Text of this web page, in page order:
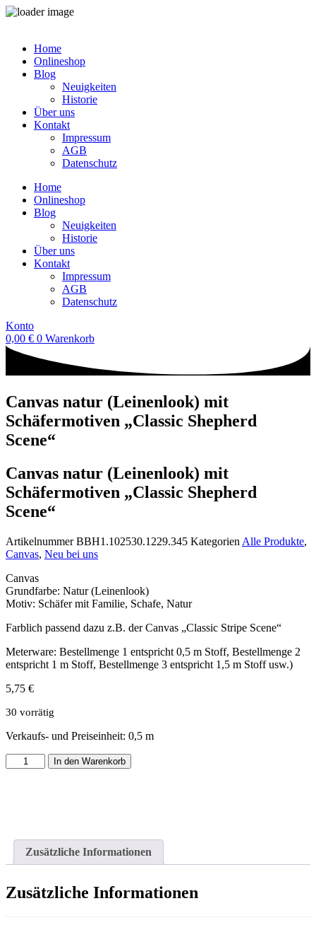
springenHome
Onlineshop
Blog
Neuigkeiten
Historie
Über uns
Kontakt
Impressum
AGB
Datenschutz
Home
Onlineshop
Blog
Neuigkeiten
Historie
Über uns
Kontakt
Impressum
AGB
Datenschutz
Konto
0,00 € 0 Warenkorb
Canvas natur (Leinenlook) mit
Schäfermotiven „Classic Shepherd
Scene“
Canvas natur (Leinenlook) mit
Schäfermotiven „Classic Shepherd
Scene“
ArtikelnummerBBH1.102530.1229.345 Kategorien Alle Produkte,
Canvas, Neu bei uns
Canvas
Grundfarbe: Natur (Leinenlook)
Motiv: Schäfer mit Familie, Schafe, Natur
Farblich passend dazu z.B. der Canvas „Classic Stripe Scene“
Meterware: Bestellmenge 1 entspricht 0,5 m Stoff, Bestellmenge 2
entspricht 1 m Stoff, Bestellmenge 3 entspricht 1,5 m Stoff usw.)
5,75 €
30 vorrätig
Verkaufs- und Preiseinheit: 0,5 m
Canvas
natur
Scene"
Menge
In den Warenkorb
Zusätzliche Informationen
Zusätzliche Informationen